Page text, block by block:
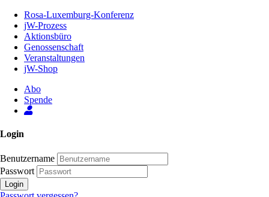
Inhalt
Seite
Rosa-Luxemburg-Konferenz
jW-Prozess
Aktionsbüro
Genossenschaft
Veranstaltungen
jW-Shop
Abo
Spende
Login
Benutzername
Passwort
Login